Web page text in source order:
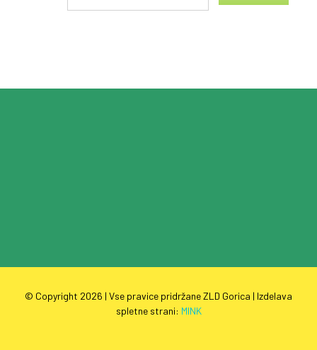
© Copyright 2026 | Vse pravice pridržane ZLD Gorica | Izdelava
spletne strani: MINK